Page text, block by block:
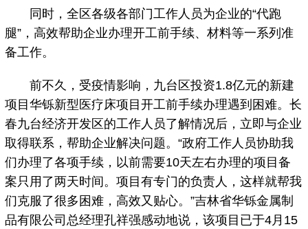
同时，全区各级各部门工作人员为企业的“代跑
腿”，高效帮助企业办理开工前手续、材料等一系列准
备工作。
前不久，受疫情影响，九台区投资1.8亿元的新建
项目华铄新型医疗床项目开工前手续办理遇到困难。长
春九台经济开发区的工作人员了解情况后，立即与企业
取得联系，帮助企业解决问题。“政府工作人员协助我
们办理了各项手续，以前需要10天左右办理的项目备
案只用了两天时间。项目有专门的负责人，这样就帮我
们克服了很多困难，高效又贴心。”吉林省华铄金属制
品有限公司总经理孔祥强感动地说，该项目已于4月15